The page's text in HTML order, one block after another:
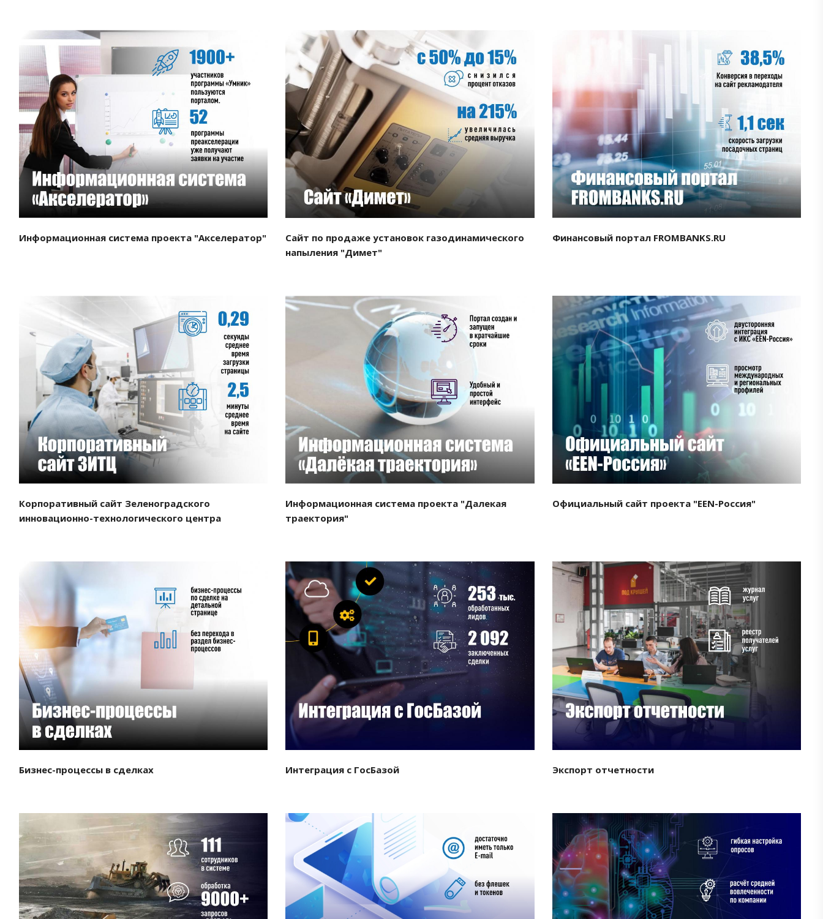
Смотреть проект
Информационная система проекта "Акселератор"
Смотреть проект
Сайт по продаже установок газодинамического
напыления "Димет"
Смотреть проект
Финансовый портал FROMBANKS.RU
Смотреть проект
Корпоративный сайт Зеленоградского
инновационно-технологического центра
Смотреть проект
Информационная система проекта "Далекая
траектория"
Смотреть проект
Официальный сайт проекта "EEN-Россия"
Бизнес-процессы в сделках
Смотреть проект
Интеграция с ГосБазой
Смотреть проект
Экспорт отчетности
Смотреть проект Смотреть проект Смотреть проект